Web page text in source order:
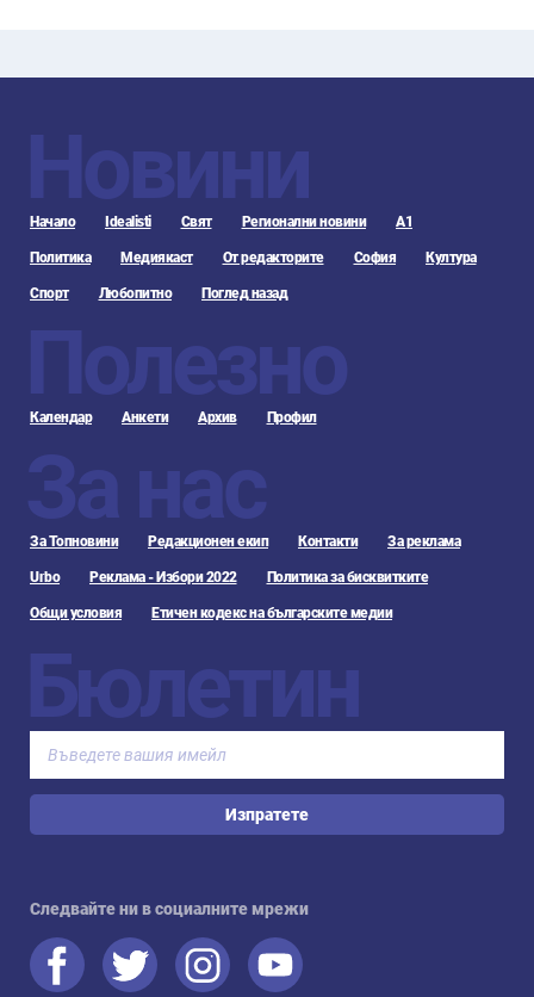
Новини
Начало Idealisti Свят Регионални новини А1
Политика Медиякаст От редакторите София Култура
Спорт Любопитно Поглед назад
Полезно
Календар Анкети Архив Профил
За нас
За Топновини Редакционен екип Контакти За реклама
Urbo Реклама - Избори 2022 Политика за бисквитките
Общи условия Етичен кодекс на българските медии
Бюлетин
Изпратете
Следвайте ни в социалните мрежи